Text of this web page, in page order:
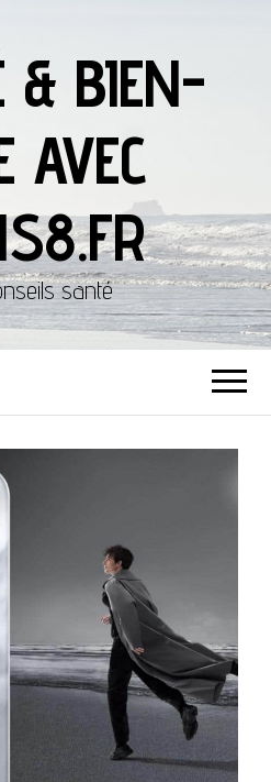
& BIEN-
AVEC
santé